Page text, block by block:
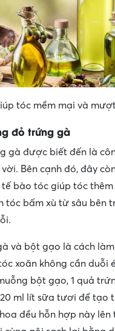
tóc mềm mại và
đỏ trứng gà
gà được biết đến là
Bên cạnh đó, đây
bào tóc giúp tóc
tóc bấm xù từ sâu bên
và bột gạo là cách
xoăn không cần duỗi
bột gạo, 1 quả
ml lít sữa tươi để tạo
đều hỗn hợp này lên